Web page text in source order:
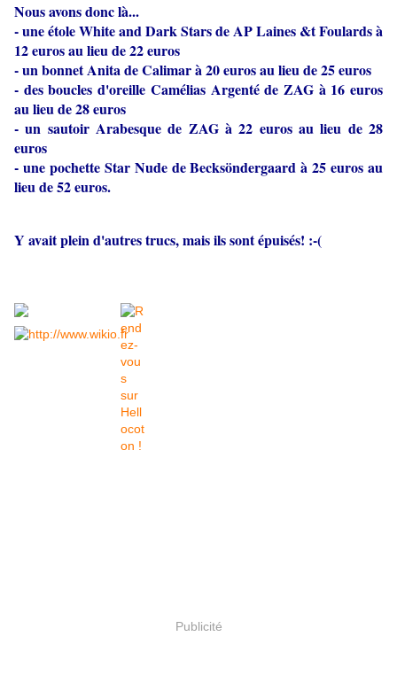
Nous avons donc là...
- une étole White and Dark Stars de AP Laines &t Foulards à
12 euros au lieu de 22 euros
- un bonnet Anita de Calimar à 20 euros au lieu de 25 euros
- des boucles d'oreille Camélias Argenté de ZAG à 16 euros
au lieu de 28 euros
- un sautoir Arabesque de ZAG à 22 euros au lieu de 28
euros
- une pochette Star Nude de Becksöndergaard à 25 euros au
lieu de 52 euros.
Y avait plein d'autres trucs, mais ils sont épuisés! :-(
Publicité